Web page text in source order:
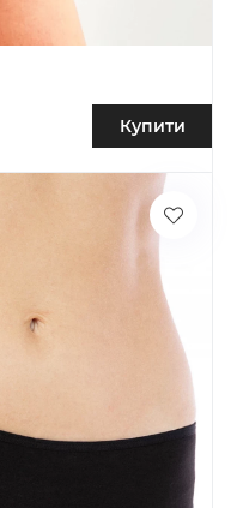
Купити